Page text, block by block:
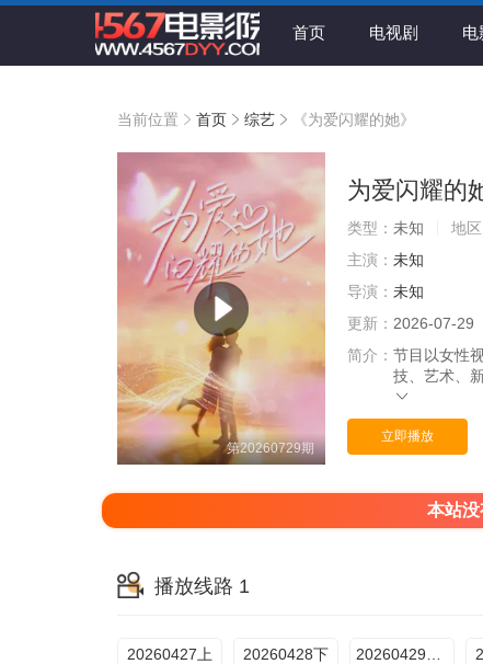
首页 电视剧 电
当前位置 首页 综艺 《为爱闪耀的她》
第20260729期
为爱闪耀的
类型： 未知 地区
主演： 未知
导演： 未知
更新： 2026-07-29
简介： 节目以女性
技、艺术、
立即播放
本站
播放线路 1
20260427上 20260428下